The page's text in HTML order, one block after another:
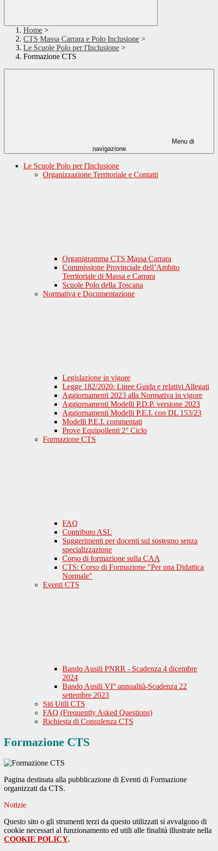
Home >
CTS Massa Carrara e Polo Inclusione >
Le Scuole Polo per l'Inclusione >
Formazione CTS
Menu di
navigazione
Le Scuole Polo per l'Inclusione
Organizzazione Territoriale e Contatti
Organigramma CTS Massa Carrara
Commissione Provinciale dell’Ambito
Territoriale di Massa e Carrara
Scuole Polo della Toscana
Normativa e Documentazione
Legislazione in vigore
Legge 182/2020: Linee Guida e relativi Allegati
Aggiornamenti 2023 alla Normativa in vigore
Aggiornamenti Modelli P.D.P. versione 2023
Aggiornamenti Modelli P.E.I. con DL 153/23
Modelli P.E.I. commentati
Prove Equipollenti 2° Ciclo
Formazione CTS
FAQ
Contributo ASL
Suggerimenti per docenti sul sostegno senza
specializzazione
Corso di formazione sulla CAA
CTS: Corso di Formazione "Per una Didattica
Normale"
Eventi CTS
Bando Ausili PNRR - Scadenza 4 dicembre
2024
Bando Ausili VI° annualità-Scadenza 22
settembre 2023
Siti Utili CTS
FAQ (Frequently Asked Questions)
Richiesta di Consulenza CTS
Formazione CTS
Pagina destinata alla pubblicazione di Eventi di Formazione
organizzati da CTS.
Notizie
Questo sito o gli strumenti terzi da questo utilizzati si avvalgono di
cookie necessari al funzionamento ed utili alle finalità illustrate nella
COOKIE POLICY.